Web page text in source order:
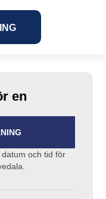
en
och tid för